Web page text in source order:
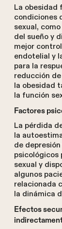
La obesidad
condiciones
sexual,
del sueño y
mejor
endotelial y
para la
reducción
la obesidad
la función
Factores
La pérdida
la
de
psicológicos
sexual y
algunos
relacionada
la dinámica
Efectos